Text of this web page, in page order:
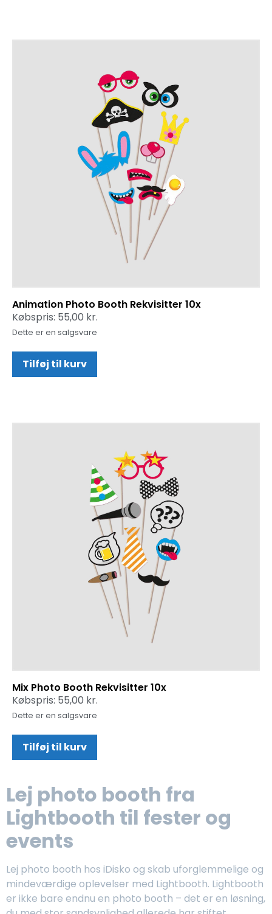
Animation Photo Booth Rekvisitter 10x
Købspris: 55,00 kr.
Dette er en salgsvare
Tilføj til kurv
Mix Photo Booth Rekvisitter 10x
Købspris: 55,00 kr.
Dette er en salgsvare
Tilføj til kurv
Lej photo booth fra
Lightbooth til fester og
events
Lej photo booth hos iDisko og skab uforglemmelige og
mindeværdige oplevelser med Lightbooth. Lightbooth
er ikke bare endnu en photo booth – det er en løsning,